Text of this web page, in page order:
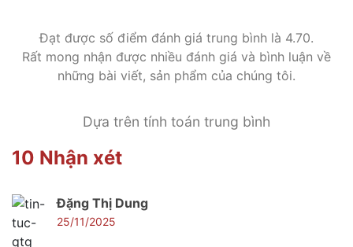
Đạt được số điểm đánh giá trung bình là 4.70.
Rất mong nhận được nhiều đánh giá và bình luận về
những bài viết, sản phẩm của chúng tôi.
Dựa trên tính toán trung bình
10 Nhận xét
Đặng Thị Dung
25/11/2025